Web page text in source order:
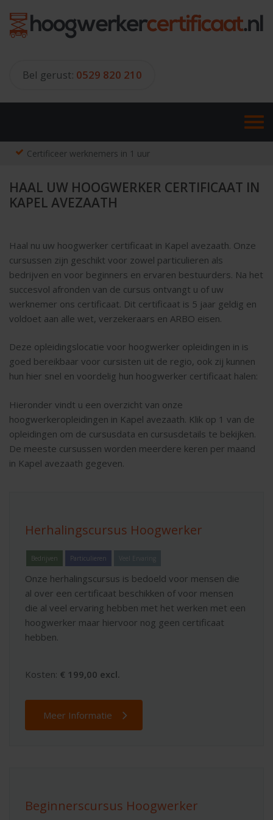
content
Bel gerust: 0529 820 210
Certificeer werknemers in 1 uur
HAAL UW HOOGWERKER CERTIFICAAT IN
KAPEL AVEZAATH
Haal nu uw hoogwerker certificaat in Kapel avezaath. Onze
cursussen zijn geschikt voor zowel particulieren als
bedrijven en voor beginners en ervaren bestuurders. Na het
succesvol afronden van de cursus ontvangt u of uw
werknemer ons certificaat. Dit certificaat is 5 jaar geldig en
voldoet aan alle wet, verzekeraars en ARBO eisen.
Deze opleidingslocatie voor hoogwerker opleidingen in is
goed bereikbaar voor cursisten uit de regio, ook zij kunnen
hun hier snel en voordelig hun hoogwerker certificaat halen:
Hieronder vindt u een overzicht van onze
hoogwerkeropleidingen in Kapel avezaath. Klik op 1 van de
opleidingen om de cursusdata en cursusdetails te bekijken.
De meeste cursussen worden meerdere keren per maand
in Kapel avezaath gegeven.
Herhalingscursus Hoogwerker
Bedrijven Particulieren Veel Ervaring
Onze herhalingscursus is bedoeld voor mensen die
al over een certificaat beschikken of voor mensen
die al veel ervaring hebben met het werken met een
hoogwerker maar hiervoor nog geen certificaat
hebben.
Kosten: € 199,00 excl.
Meer Informatie
Beginnerscursus Hoogwerker